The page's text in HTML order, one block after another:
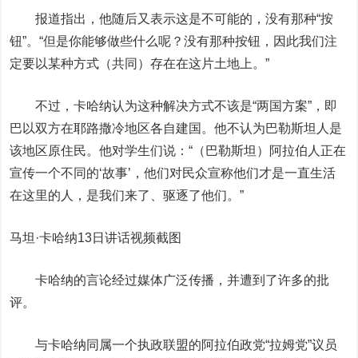
报道指出，他随后又表示这是不可能的，没有那种“按
钮”。“但是你能够做些什么呢？没有那种按钮，因此我们注
定要以某种方式（共同）存在在这片土地上。”
不过，卡哈纳认为这种解决方式不该是“两国方案”，即
巴以双方在耶路撒冷地区各自建国。他不认为巴勒斯坦人是
该地区原住民。他对学生们说：“（巴勒斯坦）阿拉伯人正在
宣传一个不同的‘故事’，他们对民众宣称他们才是一直生活
在这里的人，是我们来了、驱逐了他们。”
马坦·卡哈纳13日讲话视频截图
卡哈纳的言论经过媒体广泛传播，并遭到了许多的批
评。
与卡哈纳同属一个执政联盟的阿拉伯政党“拉姆党”议员